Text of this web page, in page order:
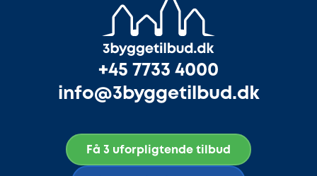
+45 7733 4000
info@3byggetilbud.dk
Få 3 uforpligtende tilbud